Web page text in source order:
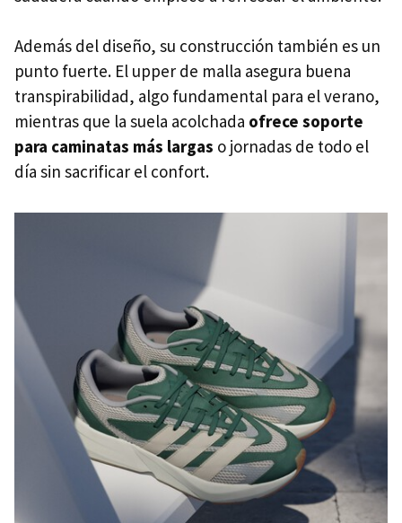
Además del diseño, su construcción también es un
punto fuerte. El upper de malla asegura buena
transpirabilidad, algo fundamental para el verano,
mientras que la suela acolchada ofrece soporte
para caminatas más largas o jornadas de todo el
día sin sacrificar el confort.